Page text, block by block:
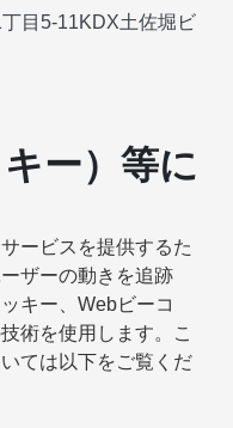
目5-11KDX土佐堀ビ
ー）等に
ービスを提供するた
ザーの動きを追跡
キー、Webビーコ
術を使用します。こ
ては以下をご覧くだ